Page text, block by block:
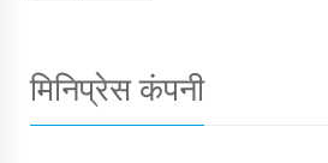
मिनिप्रेस कंपनी